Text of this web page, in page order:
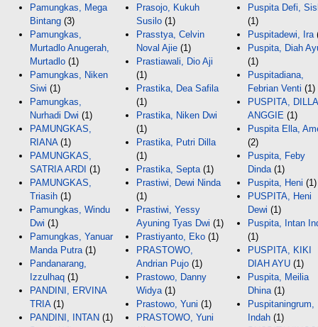
Pamungkas, Mega
Bintang (3)
Pamungkas,
Murtadlo Anugerah,
Murtadlo (1)
Pamungkas, Niken
Siwi (1)
Pamungkas,
Nurhadi Dwi (1)
PAMUNGKAS,
RIANA(1)
PAMUNGKAS,
SATRIA ARDI (1)
PAMUNGKAS,
Triasih (1)
Pamungkas, Windu
Dwi (1)
Pamungkas, Yanuar
Manda Putra (1)
Pandanarang,
Izzulhaq (1)
PANDINI, ERVINA
TRIA(1)
PANDINI, INTAN (1)
Prasojo, Kukuh
Susilo (1)
Prasstya, Celvin
Noval Ajie (1)
Prastiawali, Dio Aji
(1)
Prastika, Dea Safila
(1)
Prastika, Niken Dwi
(1)
Prastika, Putri Dilla
(1)
Prastika, Septa (1)
Prastiwi, Dewi Ninda
(1)
Prastiwi, Yessy
Ayuning Tyas Dwi (1)
Prastiyanto, Eko (1)
PRASTOWO,
Andrian Pujo (1)
Prastowo, Danny
Widya (1)
Prastowo, Yuni (1)
PRASTOWO, Yuni
Puspita Defi,
(1)
Puspitadewi, Ira
Puspita, Diah
(1)
Puspitadiana,
Febrian Venti (1)
PUSPITA, DILLA
ANGGIE (1)
Puspita Ella,
(2)
Puspita, Feby
Dinda (1)
Puspita, Heni (1)
PUSPITA, Heni
Dewi (1)
Puspita, Intan
(1)
PUSPITA, KIKI
DIAH AYU (1)
Puspita, Meilia
Dhina (1)
Puspitaningrum,
Indah (1)